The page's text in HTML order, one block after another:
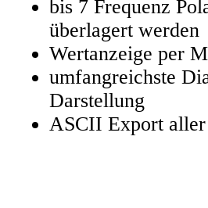
bis 7 Frequenz
überlagert werden
Wertanzeige per
umfangreichste
Darstellung
ASCII Export